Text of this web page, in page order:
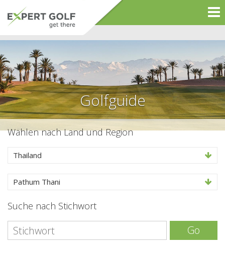
Golfguide
Wählen nach Land und Region
Thailand
Pathum Thani
Suche nach Stichwort
Go